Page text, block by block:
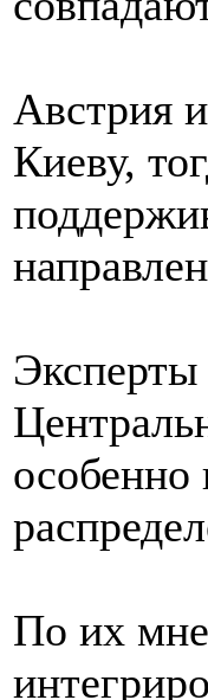
Австрия
Киеву,
Эксперты
особенно
По их